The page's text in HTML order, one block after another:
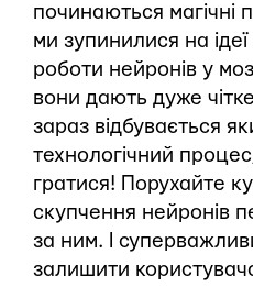
починаються магічні
ми зупинилися на ідеї
роботи нейронів у
вони дають дуже
зараз відбувається
технологічний
гратися! Порухайте
скупчення нейронів
за ним. І
залишити